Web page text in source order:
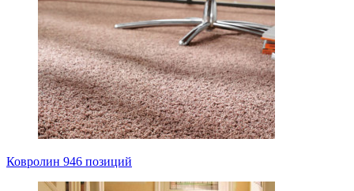
Ковролин 946 позиций